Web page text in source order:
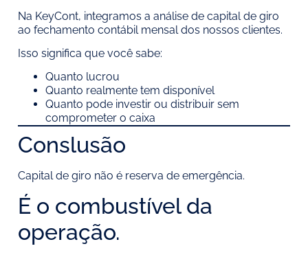
Na KeyCont, integramos a análise de capital de giro
ao fechamento contábil mensal dos nossos clientes.
Isso significa que você sabe:
Quanto lucrou
Quanto realmente tem disponível
Quanto pode investir ou distribuir sem
comprometer o caixa
Conslusão
Capital de giro não é reserva de emergência.
É o combustível da
operação.